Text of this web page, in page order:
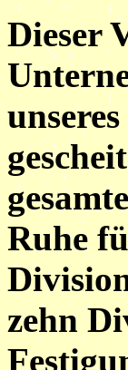
Dieser
Ruhe
zehn